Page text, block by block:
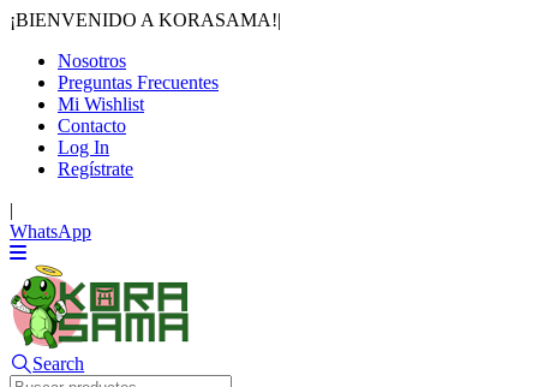
¡BIENVENIDO A KORASAMA!|
Nosotros
Preguntas Frecuentes
Mi Wishlist
Contacto
Log In
Regístrate
|
WhatsApp
Search